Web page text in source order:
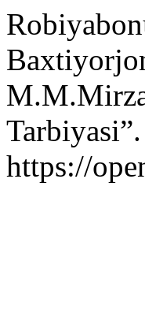
Tarbiyasi”.
https://